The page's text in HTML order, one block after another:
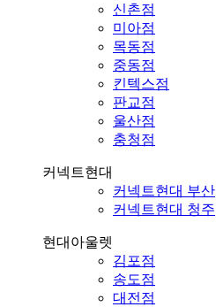
신촌점
미아점
목동점
중동점
킨텍스점
판교점
울산점
충청점
커넥트현대
커넥트현대 부산
커넥트현대 청주
현대아울렛
김포점
송도점
대전점